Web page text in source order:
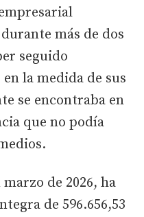
más de dos
seguido
la medida de sus
se encontraba en
que no podía
de 2026, ha
de 596.656,53